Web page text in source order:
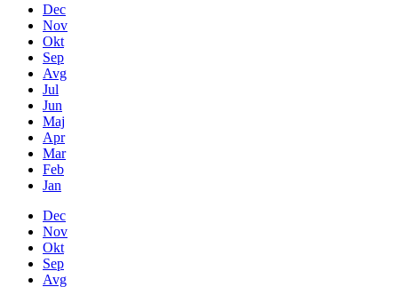
Dec
Nov
Okt
Sep
Avg
Jul
Jun
Maj
Apr
Mar
Feb
Jan
Dec
Nov
Okt
Sep
Avg